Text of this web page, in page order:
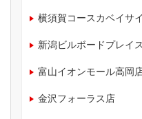
横須賀コースカベイサ
新潟ビルボードプレイ
富山イオンモール高岡
金沢フォーラス店